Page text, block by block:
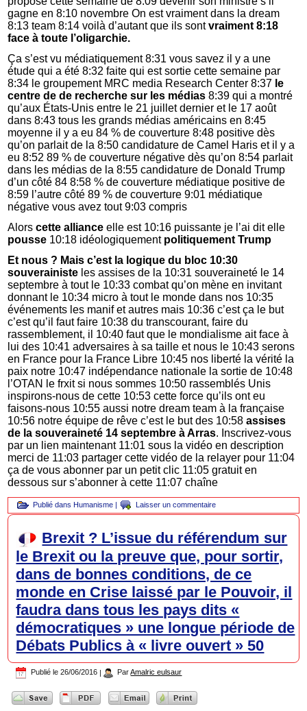
gagne en 8:10 novembre On est vraiment dans la dream
8:13 team 8:14 voilà d’autant que ils sontvraiment 8:18
face à toute l’oligarchie.
Ça s’est vu médiatiquement 8:31 vous savez il y a une
étude qui a été 8:32 faite qui est sortie cette semaine par
8:34 le groupement MRC media Research Center 8:37 le
centre de de recherche sur les médias 8:39 qui a montré
qu’aux États-Unis entre le 21 juillet dernier et le 17 août
dans 8:43 tous les grands médias américains en 8:45
moyenne il y a eu 84 % de couverture 8:48 positive dès
qu’on parlait de la 8:50 candidature de Camel Haris et il y a
eu 8:52 89 % de couverture négative dès qu’on 8:54 parlait
dans les médias de la 8:55 candidature de Donald Trump
d’un côté 84 8:58 % de couverture médiatique positive de
8:59 l’autre côté 89 % de couverture 9:01 médiatique
négative vous avez tout 9:03 compris
Alorscette alliance elle est 10:16 puissante je l’ai dit elle
pousse 10:18 idéologiquement politiquement Trump
Et nous ? Mais c’est la logique du bloc 10:30
souverainiste les assises de la 10:31 souveraineté le 14
septembre à tout le 10:33 combat qu’on mène en invitant
donnant le 10:34 micro à tout le monde dans nos 10:35
événements les manif et autres mais 10:36 c’est ça le but
c’est qu’il faut faire 10:38 du transcourant, faire du
rassemblement, il 10:40 faut que le mondialisme ait face à
lui des 10:41 adversaires à sa taille et nous le 10:43 serons
en France pour la France Libre 10:45 nos liberté la vérité la
paix notre 10:47 indépendance nationale la sortie de 10:48
l’OTAN le frxit si nous sommes 10:50 rassemblés Unis
inspirons-nous de cette 10:53 cette force qu’ils ont eu
faisons-nous 10:55 aussi notre dream team à la française
10:56 notre équipe de rêve c’est le but des 10:58assises
de la souveraineté 14 septembre à Arras. Inscrivez-vous
par un lien maintenant 11:01 sous la vidéo en description
merci de 11:03 partager cette vidéo de la relayer pour 11:04
ça de vous abonner par un petit clic 11:05 gratuit en
dessous sur s’abonner à cette 11:07 chaîne
Publié dans Humanisme Laisser un commentaire
Brexit ? L’issue du référendum sur
le Brexit ou la preuve que, pour sortir,
dans de bonnes conditions, de ce
monde en Crise laissé par le Pouvoir, il
faudra dans tous les pays dits «
démocratiques » une longue période de
Débats Publics à « livre ouvert » 50
Publié le 26/06/2016 | Par Amalric eulsaur